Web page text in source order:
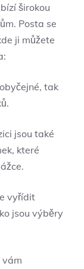
širokou
Posta se
ji můžete
tak
jsou také
které
vyřídit
jsou výběry
vám